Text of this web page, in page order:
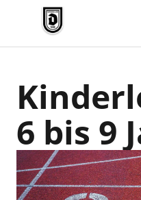
TV Jahn Duderstadt
6 bis 9